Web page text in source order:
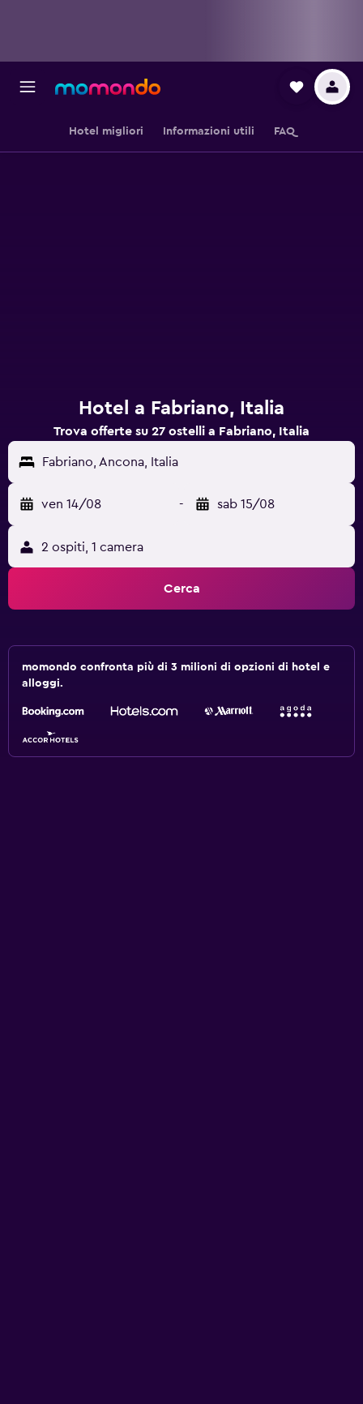
Hotel migliori Informazioni utili FAQ
Hotel a Fabriano, Italia
Trova offerte su 27 ostelli a Fabriano, Italia
Fabriano, Ancona, Italia
ven 14/08 - sab 15/08
2 ospiti, 1 camera
Cerca
momondo confronta più di 3 milioni di opzioni di hotel e
alloggi.